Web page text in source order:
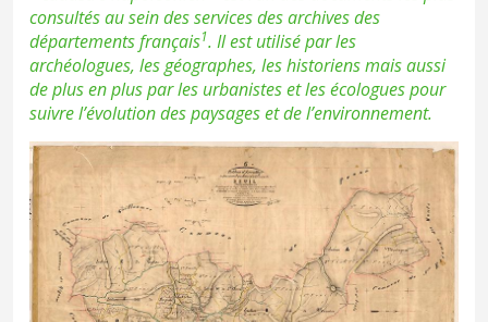
consultés au sein des services des archives des
départements français1. Il est utilisé par les
archéologues, les géographes, les historiens mais aussi
de plus en plus par les urbanistes et les écologues pour
suivre l’évolution des paysages et de l’environnement.